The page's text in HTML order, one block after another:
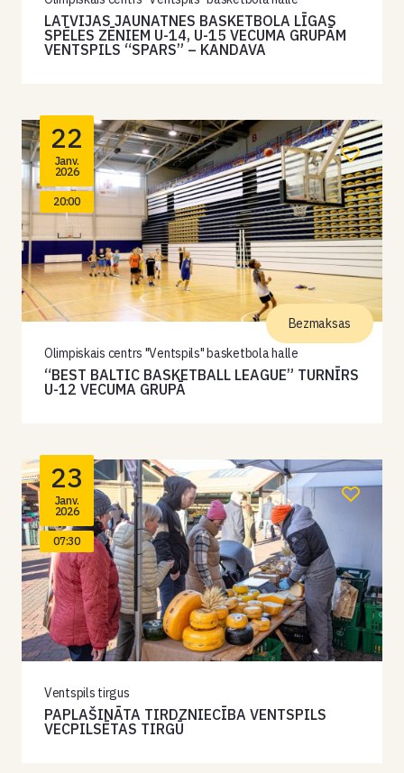
LATVIJAS JAUNATNES BASKETBOLA LĪGAS
SPĒLES ZĒNIEM U-14, U-15 VECUMA GRUPĀM
VENTSPILS “SPARS” – KANDAVA
22
Janv.
2026
20:00
Olimpiskais centrs "Ventspils" basketbola halle
“BEST BALTIC BASKETBALL LEAGUE” TURNĪRS
U-12 VECUMA GRUPĀ
Bezmaksas
23
Janv.
2026
07:30
Ventspils tirgus
PAPLAŠINĀTA TIRDZNIECĪBA VENTSPILS
VECPILSĒTAS TIRGŪ